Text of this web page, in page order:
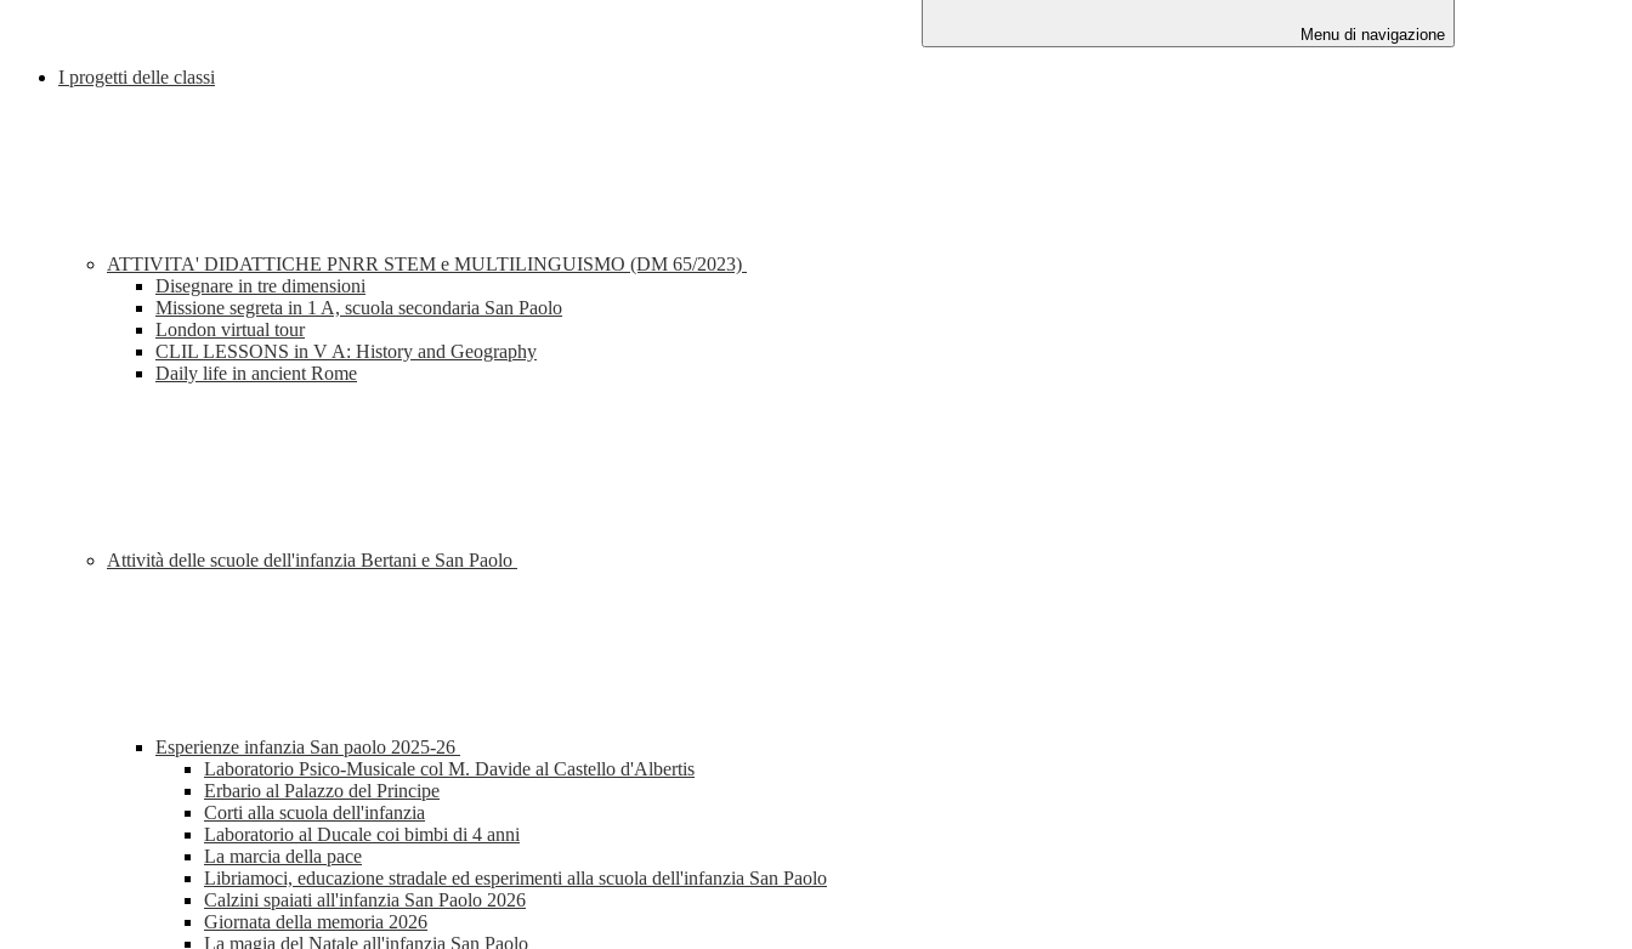
Menu di navigazione
I progetti delle classi
ATTIVITA' DIDATTICHE PNRR STEM e MULTILINGUISMO (DM 65/2023)
Disegnare in tre dimensioni
Missione segreta in 1 A, scuola secondaria San Paolo
London virtual tour
CLIL LESSONS in V A: History and Geography
Daily life in ancient Rome
Attività delle scuole dell'infanzia Bertani e San Paolo
Esperienze infanzia San paolo 2025-26
Laboratorio Psico-Musicale col M. Davide al Castello d'Albertis
Erbario al Palazzo del Principe
Corti alla scuola dell'infanzia
Laboratorio al Ducale coi bimbi di 4 anni
La marcia della pace
Libriamoci, educazione stradale ed esperimenti alla scuola dell'infanzia San Paolo
Calzini spaiati all'infanzia San Paolo 2026
Giornata della memoria 2026
La magia del Natale all'infanzia San Paolo